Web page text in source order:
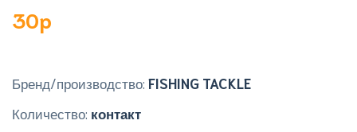
30p
Бренд/производство: FISHING TACKLE
Количество: контакт